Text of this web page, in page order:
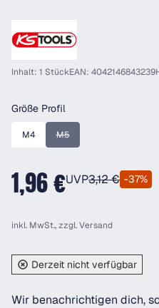
Inhalt: 1 StückEAN: 4042146843239
Größe Profil
M4 M5(Diese Option ist zurzeit
1,96 €UVP3,12 € -37%
inkl. MwSt., zzgl.Versand
Derzeit nicht verfügbar
Wir benachrichtigen dich,